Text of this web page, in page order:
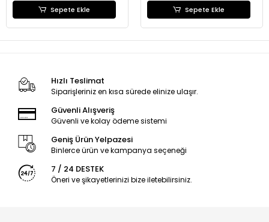
Sepete Ekle Sepete Ekle
Hızlı Teslimat
Siparişleriniz en kısa sürede elinize ulaşır.
Güvenli Alışveriş
Güvenli ve kolay ödeme sistemi
Geniş Ürün Yelpazesi
Binlerce ürün ve kampanya seçeneği
7 / 24 DESTEK
Öneri ve şikayetlerinizi bize iletebilirsiniz.